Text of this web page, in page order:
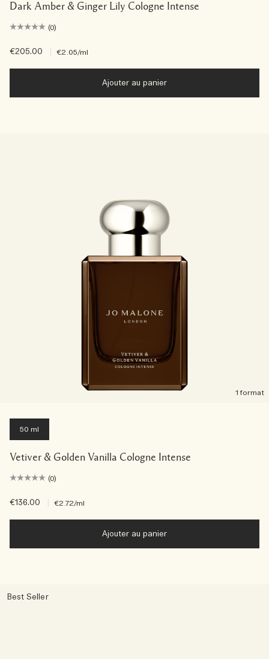
Dark Amber & Ginger Lily Cologne Intense
(0)
€205.00 €2.05/ml
Ajouter au panier
1 format
50 ml
Vetiver & Golden Vanilla Cologne Intense
(0)
€136.00 €2.72/ml
Ajouter au panier
Best Seller